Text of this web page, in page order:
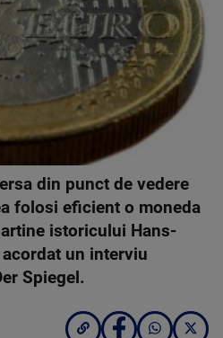
din punct de vedere
folosi eficient o moneda
istoricului Hans-
un interviu
Spiegel.